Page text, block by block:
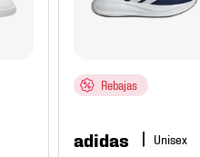
Rebajas
adidas